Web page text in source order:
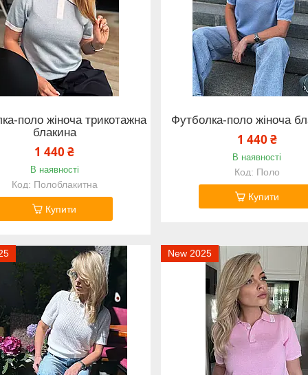
поло жіноча трикотажна
блакина
1 440 ₴
В наявності
Полоблакитна
Купити
Футболка-поло жіноча
1 440 ₴
В наявності
Поло
Купити
New 2025